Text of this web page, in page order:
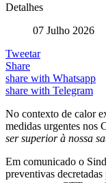
Detalhes
07 Julho 2026
Tweetar
Share
share with Whatsapp
share with Telegram
No contexto de calor
medidas urgentes nos
ser superior à nossa
Em comunicado o
preventivas